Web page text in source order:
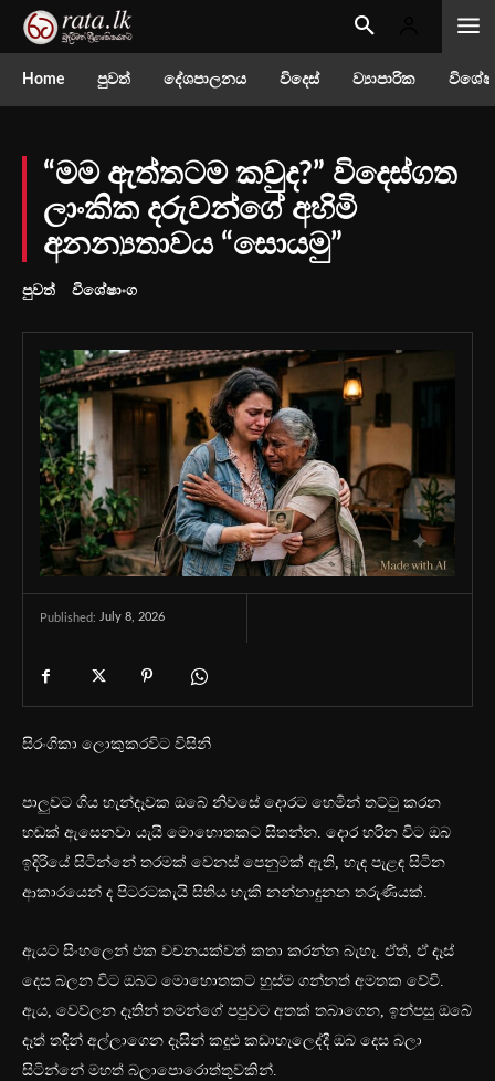
Home පුවත් දේශපාලනය විදෙස් ව්‍යාපාරික
“මම ඇත්තටම කවුද?” විදෙස්ගත
ලාංකික දරුවන්ගේ අහිමි
අනන්‍යතාවය “සොයමු”
පුවත් විශේෂාංග
Published: July 8, 2026
සිරංගිකා ලොකුකරවිට විසිනි
පාලුවට ගිය හැන්දෑවක ඔබේ නිවසේ දොරට හෙමින් තට්ටු කරන
හඬක් ඇසෙනවා යැයි මොහොතකට සිතන්න. දොර හරින විට ඔබ
ඉදිරියේ සිටින්නේ තරමක් වෙනස් පෙනුමක් ඇති, හැඳ පැළඳ සිටින
ආකාරයෙන් ද පිටරටකැයි සිතිය හැකි නන්නාඳුනන තරුණියක්.
ඇයට සිංහලෙන් එක වචනයක්වත් කතා කරන්න බැහැ. ඒත්, ඒ දෑස්
දෙස බලන විට ඔබට මොහොතකට හුස්ම ගන්නත් අමතක වේවි.
ඇය, වෙව්ලන දෑතින් තමන්ගේ පපුවට අතක් තබාගෙන, ඉන්පසු ඔබේ
දෑත් තදින් අල්ලාගෙන දෑසින් කදුළු කඩාහැලෙද්දී ඔබ දෙස බලා
සිටින්නේ මහත් බලාපොරොත්තුවකින්.